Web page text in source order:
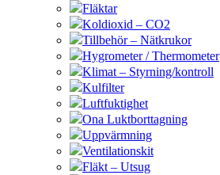
Fläktar
Koldioxid – CO2
Tillbehör – Nätkrukor
Hygrometer / Thermometer
Klimat – Styrning/kontroll
Kulfilter
Luftfuktighet
Ona Luktborttagning
Uppvärmning
Ventilationskit
Fläkt – Utsug